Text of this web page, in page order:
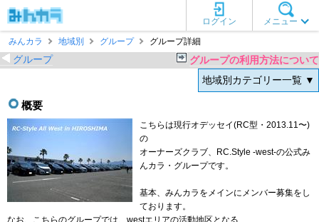
メニュー
ログイン
みんカラ
地域別 グループ グループ詳細
グループ
グループの利用方法について
地域別カテゴリー一覧 ▼
概要
こちらは現行オデッセイ(RC型・2013.11〜)
の
オーナーズクラブ、RC.Style -west-の公式み
んカラ・グループです。
基本、みんカラをメインにメンバー募集をし
ております。
なお、こちらのグループでは、westエリアの活動地区となる